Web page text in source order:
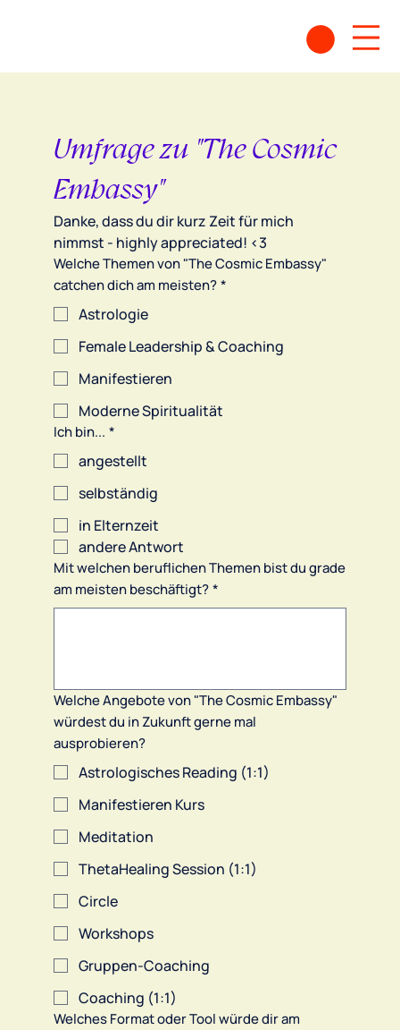
Umfrage zu "The Cosmic
Embassy"
Danke, dass du dir kurz Zeit für mich
nimmst - highly appreciated! <3
Welche Themen von "The Cosmic Embassy"
catchen dich am meisten?*
Astrologie
Female Leadership & Coaching
Manifestieren
Moderne Spiritualität
Ich bin... *
angestellt
selbständig
in Elternzeit
andere Antwort
Mit welchen beruflichen Themen bist du grade
am meisten beschäftigt?*
Welche Angebote von "The Cosmic Embassy"
würdest du in Zukunft gerne mal
ausprobieren?
Astrologisches Reading (1:1)
Manifestieren Kurs
Meditation
ThetaHealing Session (1:1)
Circle
Workshops
Gruppen-Coaching
Coaching (1:1)
Welches Format oder Tool würde dir am